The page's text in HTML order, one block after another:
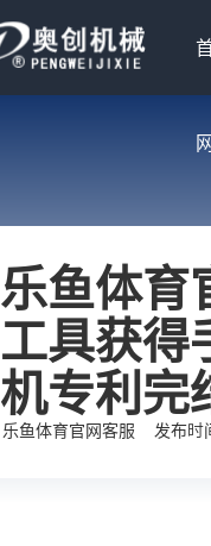
乐鱼体育
工具获得
机专利完
乐鱼体育官网客服 发布时